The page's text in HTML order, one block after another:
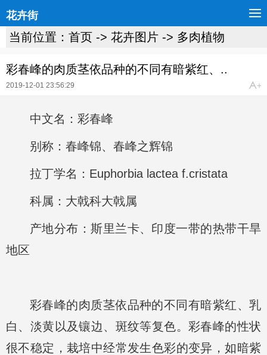
花卉街
当前位置： 首页 -> 花卉图片 -> 多肉植物
彩春峰的肉质茎依品种的不同有暗紫红、..
2019-12-01 23:56:29
中文名：彩春峰
别称：春峰锦、春峰之辉锦
拉丁学名：Euphorbia lactea f.cristata
科属：大戟科大戟属
产地分布：斯里兰卡、印度一带的热带干旱
地区
彩春峰的肉质茎依品种的不同有暗紫红、乳
白、淡黄以及镶边、斑纹等复色。彩春峰的性状
很不稳定，栽培中经常发生色彩的变异，如暗紫